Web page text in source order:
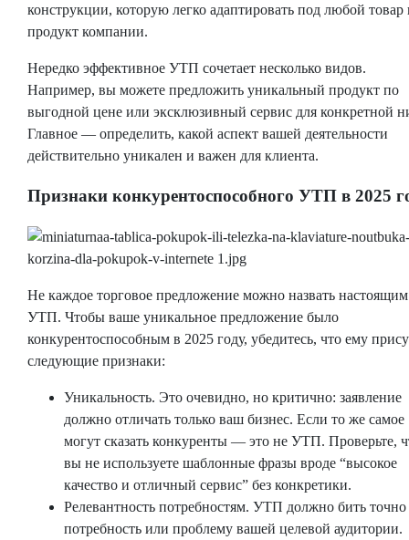
конструкции, которую легко адаптировать под любой товар
продукт компании.
Нередко эффективное УТП сочетает несколько видов.
Например, вы можете предложить уникальный продукт по
выгодной цене или эксклюзивный сервис для конкретной
Главное — определить, какой аспект вашей деятельности
действительно уникален и важен для клиента.
Признаки конкурентоспособного УТП в 2025
Не каждое торговое предложение можно назвать настоящим
УТП. Чтобы ваше уникальное предложение было
конкурентоспособным в 2025 году, убедитесь, что ему
следующие признаки:
Уникальность. Это очевидно, но критично: заявление
должно отличать только ваш бизнес. Если то же самое
могут сказать конкуренты — это не УТП. Проверьте,
вы не используете шаблонные фразы вроде “высокое
качество и отличный сервис” без конкретики.
Релевантность потребностям. УТП должно бить точно
потребность или проблему вашей целевой аудитории.